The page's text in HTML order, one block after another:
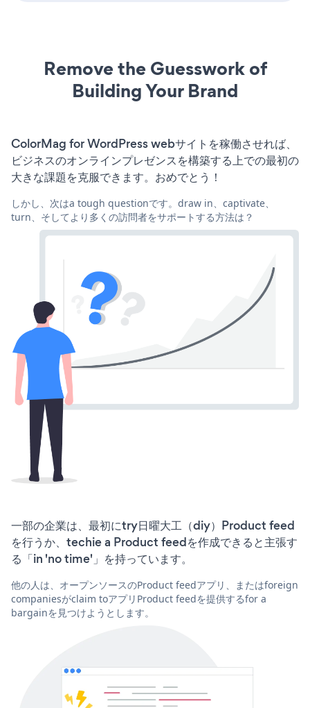
Remove the Guesswork of
Building Your Brand
ColorMag for WordPress webサイトを稼働させれば、
ビジネスのオンラインプレゼンスを構築する上での最初の
大きな課題を克服できます。おめでとう！
しかし、次はa tough questionです。draw in、captivate、
turn、そしてより多くの訪問者をサポートする方法は？
一部の企業は、最初にtry日曜大工（diy）Product feed
を行うか、techie a Product feedを作成できると主張す
る「in 'no time'」を持っています。
他の人は、オープンソースのProduct feedアプリ、またはforeign
companiesがclaim toアプリProduct feedを提供するfor a
bargainを見つけようとします。